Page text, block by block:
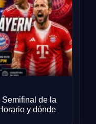
Semifinal de la
y dónde